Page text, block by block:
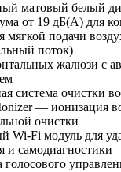
матовый белый
от 19 дБ(А) для
мягкой подачи
поток)
жалюзи с
система очистки
— ионизация
очистки
Wi-Fi модуль для
и самодиагностики